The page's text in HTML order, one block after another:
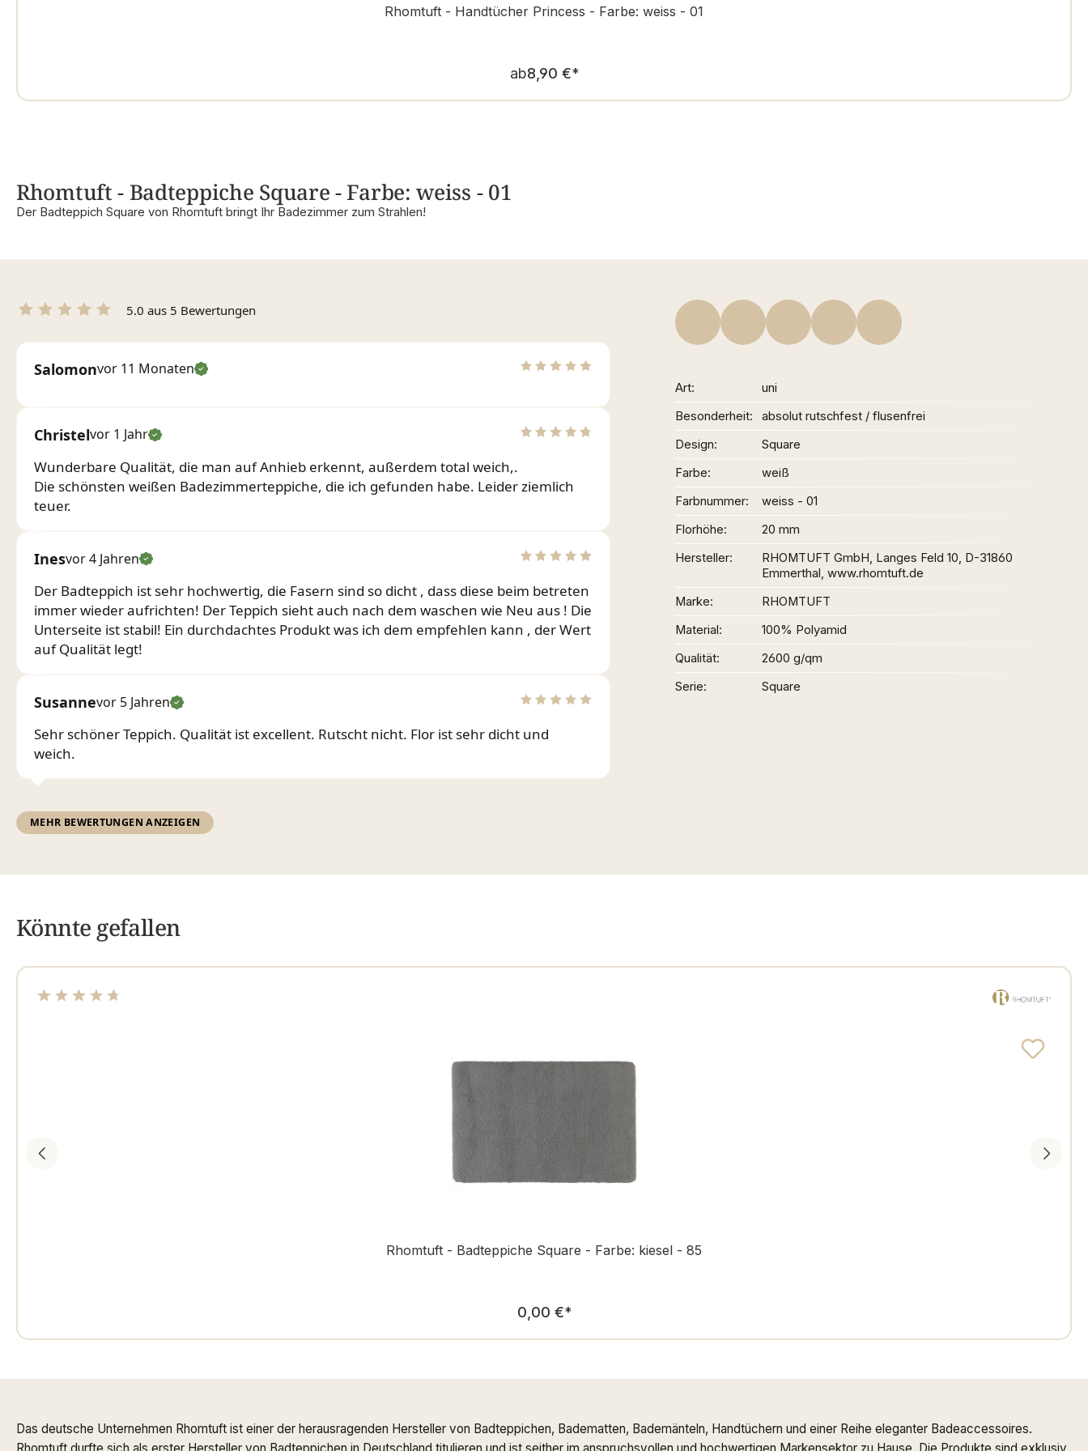
Rhomtuft - Handtücher Princess - Farbe: weiss - 01
Regulärer Preis:
ab8,90 €*
Rhomtuft - Badteppiche Square - Farbe: weiss - 01
Der Badteppich Square von Rhomtuft bringt Ihr Badezimmer zum Strahlen!
5.0 aus 5 Bewertungen
Salomonvor 11 Monaten
Christelvor 1 Jahr
Wunderbare Qualität, die man auf Anhieb erkennt, außerdem total weich,.
Die schönsten weißen Badezimmerteppiche, die ich gefunden habe. Leider ziemlich
teuer.
Inesvor 4 Jahren
Der Badteppich ist sehr hochwertig, die Fasern sind so dicht , dass diese beim betreten
immer wieder aufrichten! Der Teppich sieht auch nach dem waschen wie Neu aus ! Die
Unterseite ist stabil! Ein durchdachtes Produkt was ich dem empfehlen kann , der Wert
auf Qualität legt!
Susannevor 5 Jahren
Sehr schöner Teppich. Qualität ist excellent. Rutscht nicht. Flor ist sehr dicht und
weich.
MEHR BEWERTUNGEN ANZEIGEN
Art
uni
Besonderheit
absolut rutschfest / flusenfrei
Design
Square
Farbe
weiß
Farbnummer
weiss - 01
Florhöhe
20 mm
Hersteller
RHOMTUFT GmbH, Langes Feld 10, D-31860
Emmerthal, www.rhomtuft.de
Marke
RHOMTUFT
Material
100% Polyamid
Qualität
2600 g/qm
Serie
Square
Könnte gefallen
Rhomtuft - Badteppiche Square - Farbe: kiesel - 85
Regulärer Preis:
0,00 €*
Das deutsche Unternehmen Rhomtuft ist einer der herausragenden Hersteller von Badteppichen, Badematten, Bademänteln, Handtüchern und einer Reihe eleganter Badeaccessoires.